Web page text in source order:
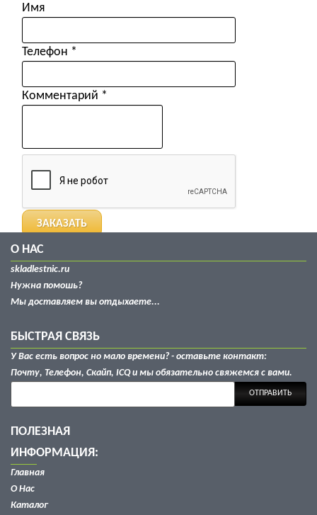
Имя
Телефон *
Комментарий *
О НАС
skladlestnic.ru
Нужна помошь?
Мы доставляем вы отдыхаете...
БЫСТРАЯ СВЯЗЬ
У Вас есть вопрос но мало времени? - оставьте контакт:
Почту, Телефон, Скайп, ICQ и мы обязательно свяжемся с вами.
ОТПРАВИТЬ
ПОЛЕЗНАЯ
ИНФОРМАЦИЯ:
Главная
О Нас
Каталог